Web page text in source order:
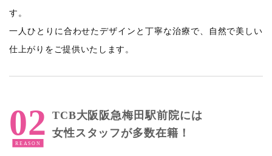
す。
一人ひとりに合わせたデザインと丁寧な治療で、自然で美しい
仕上がりをご提供いたします。
TCB大阪阪急梅田駅前院には
女性スタッフが多数在籍！